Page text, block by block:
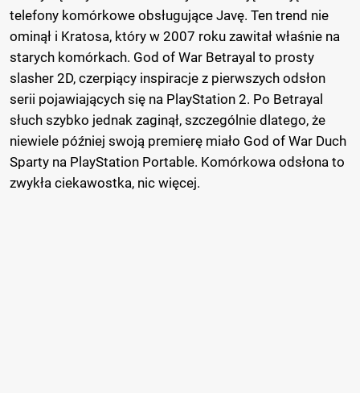
telefony komórkowe obsługujące Javę. Ten trend nie
ominął i Kratosa, który w 2007 roku zawitał właśnie na
starych komórkach. God of War Betrayal to prosty
slasher 2D, czerpiący inspiracje z pierwszych odsłon
serii pojawiających się na PlayStation 2. Po Betrayal
słuch szybko jednak zaginął, szczególnie dlatego, że
niewiele później swoją premierę miało God of War Duch
Sparty na PlayStation Portable. Komórkowa odsłona to
zwykła ciekawostka, nic więcej.